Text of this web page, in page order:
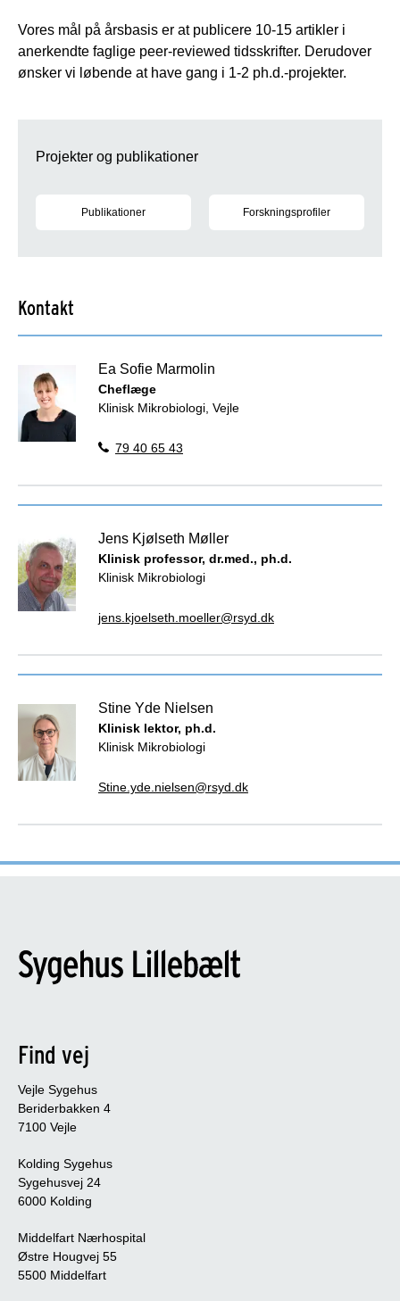
Vores mål på årsbasis er at publicere 10-15 artikler i
anerkendte faglige peer-reviewed tidsskrifter. Derudover
ønsker vi løbende at have gang i 1-2 ph.d.-projekter.
Projekter og publikationer
Publikationer Forskningsprofiler
Kontakt
Ea Sofie Marmolin
Cheflæge
Klinisk Mikrobiologi, Vejle
79 40 65 43
Jens Kjølseth Møller
Klinisk professor, dr.med., ph.d.
Klinisk Mikrobiologi
jens.kjoelseth.moeller@rsyd.dk
Stine Yde Nielsen
Klinisk lektor, ph.d.
Klinisk Mikrobiologi
Stine.yde.nielsen@rsyd.dk
Find vej
Vejle Sygehus
Beriderbakken 4
7100 Vejle
Kolding Sygehus
Sygehusvej 24
6000 Kolding
Middelfart Nærhospital
Østre Hougvej 55
5500 Middelfart